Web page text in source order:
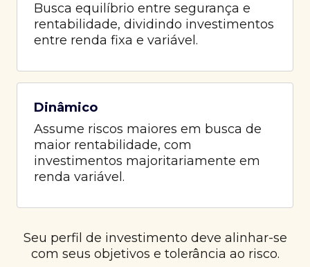
Busca equilíbrio entre segurança e
rentabilidade, dividindo investimentos
entre renda fixa e variável.
Dinâmico
Assume riscos maiores em busca de
maior rentabilidade, com
investimentos majoritariamente em
renda variável.
Seu perfil de investimento deve alinhar-se
com seus objetivos e tolerância ao risco.